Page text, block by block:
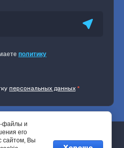
политику
персональных данных *
Затон. Переплетные
файлы и
его
сайтом, Вы